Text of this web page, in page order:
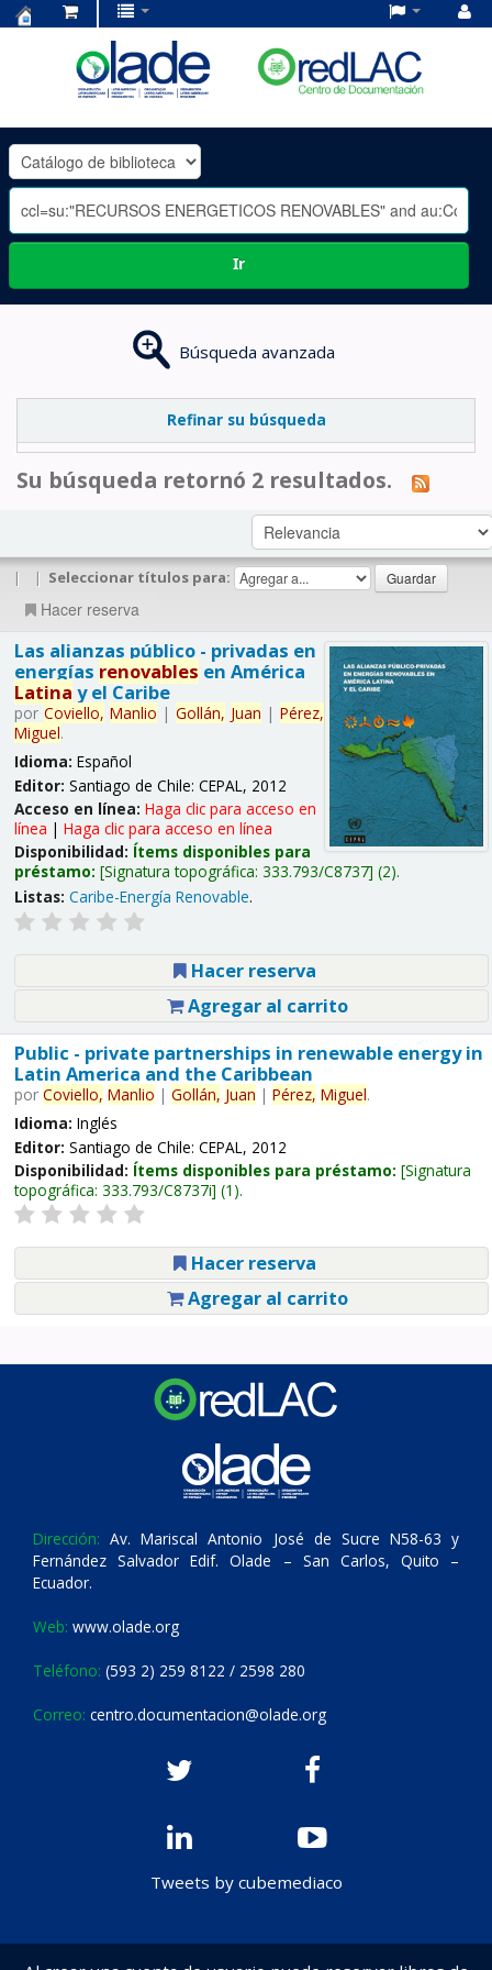
OLADE
-
Ir
Búsqueda avanzada
Refinar su búsqueda
Su búsqueda retornó 2 resultados.
| | Seleccionar títulos para:
Hacer reserva
Las alianzas público - privadas en
energías renovables en América
Latina y el Caribe
por Coviello, Manlio | Gollán, Juan | Pérez,
Miguel.
Idioma: Español
Editor: Santiago de Chile: CEPAL, 2012
Acceso en línea: Haga clic para acceso en
línea | Haga clic para acceso en línea
Disponibilidad: Ítems disponibles para
préstamo: Signatura topográfica: 333.793/C8737 (2).
Listas: Caribe-Energía Renovable.
Hacer reserva
Agregar al carrito
Public - private partnerships in renewable energy in
Latin America and the Caribbean
por Coviello, Manlio | Gollán, Juan | Pérez, Miguel.
Idioma: Inglés
Editor: Santiago de Chile: CEPAL, 2012
Disponibilidad: Ítems disponibles para préstamo: Signatura
topográfica: 333.793/C8737i (1).
Hacer reserva
Agregar al carrito
Dirección: Av. Mariscal Antonio José de Sucre N58-63 y
Fernández Salvador Edif. Olade – San Carlos, Quito –
Ecuador.
Web: www.olade.org
Teléfono: (593 2) 259 8122 / 2598 280
Correo: centro.documentacion@olade.org
Tweets by cubemediaco